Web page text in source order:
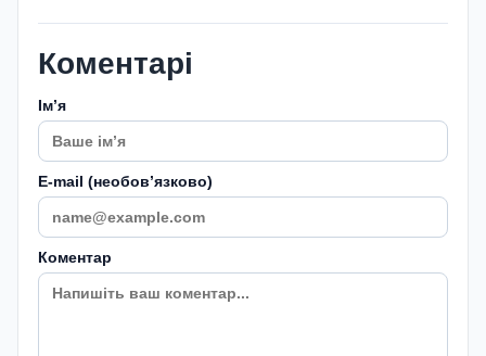
Коментарі
Імʼя
E-mail (необовʼязково)
Коментар